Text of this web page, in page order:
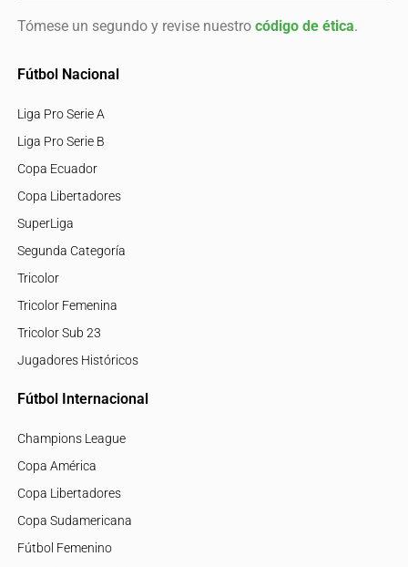
Tómese un segundo y revise nuestro código de ética.
Fútbol Nacional
Liga Pro Serie A
Liga Pro Serie B
Copa Ecuador
Copa Libertadores
SuperLiga
Segunda Categoría
Tricolor
Tricolor Femenina
Tricolor Sub 23
Jugadores Históricos
Fútbol Internacional
Champions League
Copa América
Copa Libertadores
Copa Sudamericana
Fútbol Femenino